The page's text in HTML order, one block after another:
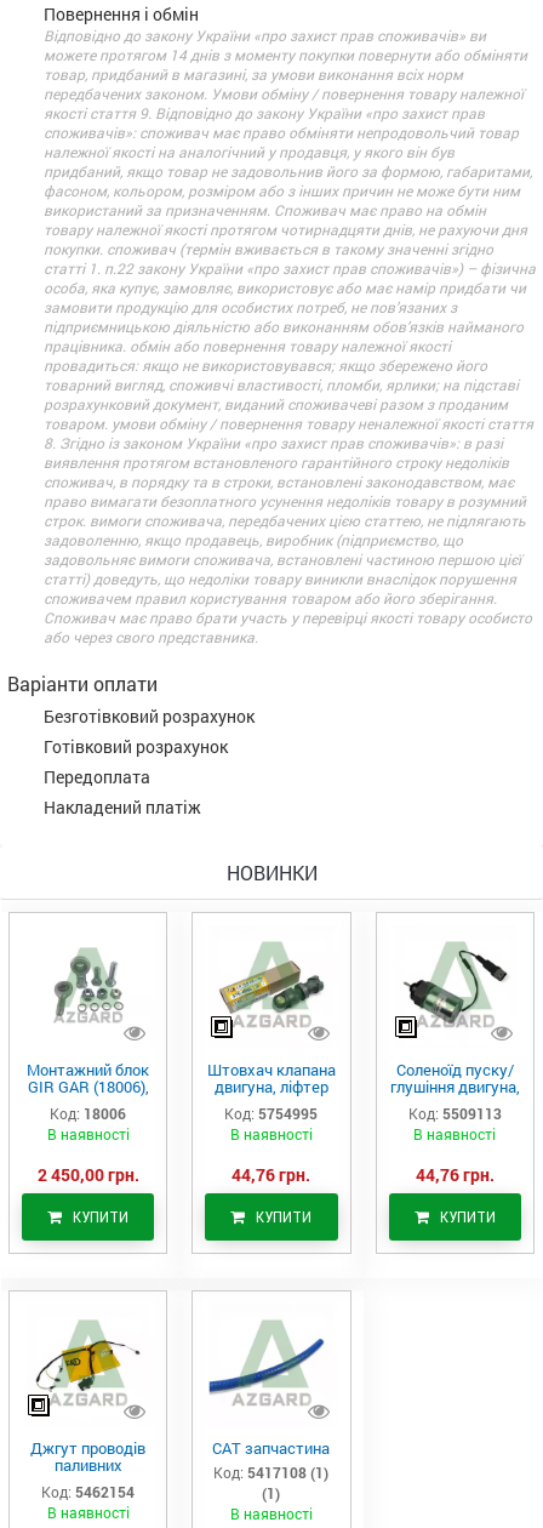
Повернення і обмін
Відповідно до закону України «про захист прав споживачів» ви
можете протягом 14 днів з моменту покупки повернути або обміняти
товар, придбаний в магазині, за умови виконання всіх норм
передбачених законом. Умови обміну / повернення товару належної
якості стаття 9. Відповідно до закону України «про захист прав
споживачів»: споживач має право обміняти непродовольчий товар
належної якості на аналогічний у продавця, у якого він був
придбаний, якщо товар не задовольнив його за формою, габаритами,
фасоном, кольором, розміром або з інших причин не може бути ним
використаний за призначенням. Споживач має право на обмін
товару належної якості протягом чотирнадцяти днів, не рахуючи дня
покупки. споживач (термін вживається в такому значенні згідно
статті 1. п.22 закону України «про захист прав споживачів») – фізична
особа, яка купує, замовляє, використовує або має намір придбати чи
замовити продукцію для особистих потреб, не пов’язаних з
підприємницькою діяльністю або виконанням обов’язків найманого
працівника. обмін або повернення товару належної якості
провадиться: якщо не використовувався; якщо збережено його
товарний вигляд, споживчі властивості, пломби, ярлики; на підставі
розрахунковий документ, виданий споживачеві разом з проданим
товаром. умови обміну / повернення товару неналежної якості стаття
8. Згідно із законом України «про захист прав споживачів»: в разі
виявлення протягом встановленого гарантійного строку недоліків
споживач, в порядку та в строки, встановлені законодавством, має
право вимагати безоплатного усунення недоліків товару в розумний
строк. вимоги споживача, передбачених цією статтею, не підлягають
задоволенню, якщо продавець, виробник (підприємство, що
задовольняє вимоги споживача, встановлені частиною першою цієї
статті) доведуть, що недоліки товару виникли внаслідок порушення
споживачем правил користування товаром або його зберігання.
Споживач має право брати участь у перевірці якості товару особисто
або через свого представника.
Варіанти оплати
Безготівковий розрахунок
Готівковий розрахунок
Передоплата
Накладений платіж
НОВИНКИ
Монтажний блок
GIR GAR (18006),
Аналог
Код: 18006
В наявності
2 450,00 грн.
КУПИТИ
Штовхач клапана
двигуна, ліфтер
(575-4995)
Код: 5754995
В наявності
44,76 грн.
КУПИТИ
Соленоїд пуску/
глушіння двигуна,
актуатор (550-
9113)
Код: 5509113
В наявності
44,76 грн.
КУПИТИ
Джгут проводів
паливних
форсунок CAT
C7/C9 (546-2154)
Код: 5462154
В наявності
САТ запчастина
Код: 5417108 (1)
(1)
В наявності